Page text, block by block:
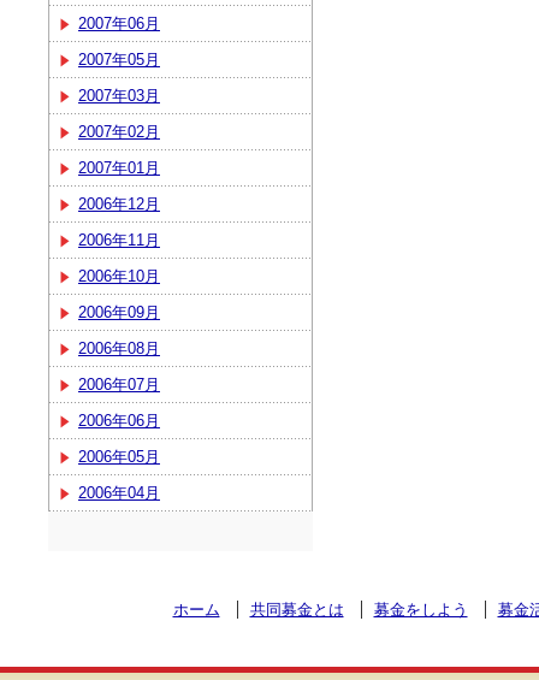
2007年06月
2007年05月
2007年03月
2007年02月
2007年01月
2006年12月
2006年11月
2006年10月
2006年09月
2006年08月
2006年07月
2006年06月
2006年05月
2006年04月
ホーム 共同募金とは 募金をしよう 募金